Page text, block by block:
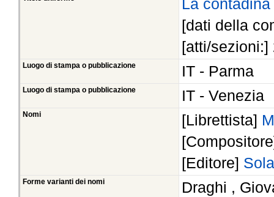
La
[dati della
[atti/sezioni:]
Luogo di stampa o pubblicazione IT - Parma
Luogo di stampa o pubblicazione IT - Venezia
Nomi [Librettista]
[Editore]
Forme varianti dei nomi
Draghi ,